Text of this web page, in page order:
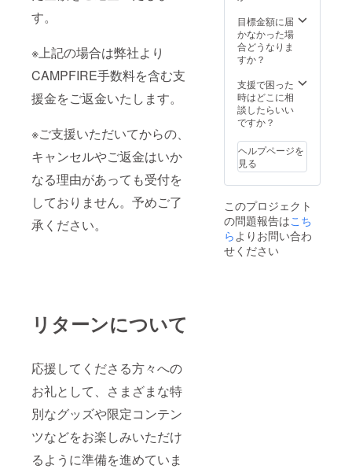
す。
※上記の場合は弊社より
CAMPFIRE手数料を含む支
援金をご返金いたします。
※ご支援いただいてからの、
キャンセルやご返金はいか
なる理由があっても受付を
しておりません。予めご了
承ください。
リターンについて
応援してくださる方々への
お礼として、さまざまな特
別なグッズや限定コンテン
ツなどをお楽しみいただけ
るように準備を進めていま
ウド
ファン
ディン
定の
グッズ
をご用
意させ
だきま
す。
グッズ
の詳細
までに
別途お
知らせ
させて
いただ
ていた
だきま
す。 備
考欄に
望のお
名前
（ニッ
クネー
を記載
くださ
い。 ③
クラウ
ンディ
ング限
定グッ
ズ クラ
ウド
様のお
名前
（ニッ
クネー
を掲載
させて
いただ
きま
名前は
データ
で印字
を入れ
いただ
きま
す。 生
誕祭終
了後、
目標金額に届
かなかった場
合どうなりま
すか？
支援で困った
時はどこに相
談したらいい
ですか？
ヘルプページを
見る
このプロジェクト
の問題報告はこち
ら よりお問い合わ
せください